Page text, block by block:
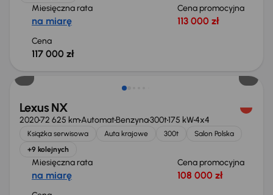
Miesięczna rata
na miarę
Cena promocyjna
113 000 zł
Cena
117 000 zł
Lexus NX
202072 625 kmAutomatBenzyna300t175 kW4x4
Książka serwisowa Auta krajowe 300t
Salon Polska
+9 kolejnych
Miesięczna rata
na miarę
Cena promocyjna
108 000 zł